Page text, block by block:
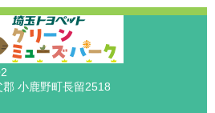
郡 小鹿野町長留2518